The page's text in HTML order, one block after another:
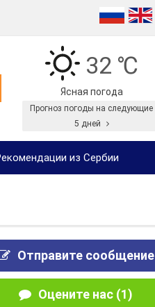
32 ℃
Ясная погода
Прогноз погоды на следующие
5 дней
из Сербии
Отправите сообщение
Оцените нас (1)